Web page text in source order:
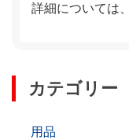
詳細については、
カテゴリー
用品